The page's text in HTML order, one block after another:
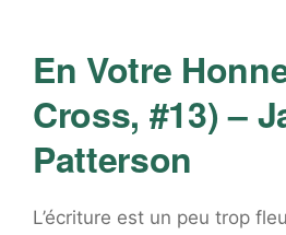
En Votre
Cross, #13) –
Patterson
L’écriture est un peu trop